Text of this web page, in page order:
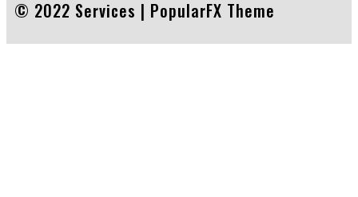
© 2022 Services | PopularFX Theme